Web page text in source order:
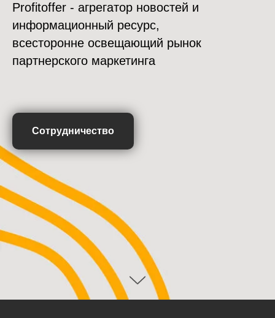
Profitoffer - агрегатор новостей и
информационный ресурс,
всесторонне освещающий рынок
партнерского маркетинга
Сотрудничество